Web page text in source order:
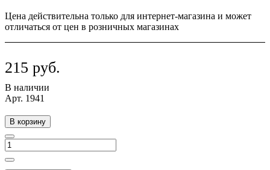
Цена действительна только для интернет-магазина и может
отличаться от цен в розничных магазинах
215 руб.
В наличии
Арт. 1941
В корзину